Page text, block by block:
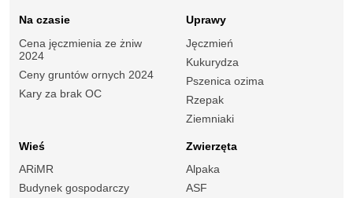
Na czasie
Cena jęczmienia ze żniw
2024
Ceny gruntów ornych 2024
Kary za brak OC
Uprawy
Jęczmień
Kukurydza
Pszenica ozima
Rzepak
Ziemniaki
Wieś
ARiMR
Budynek gospodarczy
Zwierzęta
Alpaka
ASF